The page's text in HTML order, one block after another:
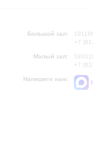
Большой зал:
+7
Малый зал:
+7
Напишите нам: